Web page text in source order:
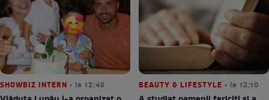
SHOWBIZ INTERN • la 12:49 BEAUTY & LIFESTYLE • la 12:10